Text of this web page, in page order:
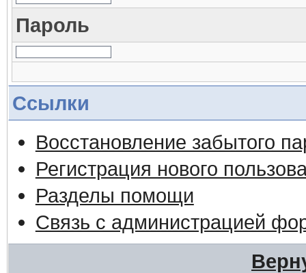
Пароль
Ссылки
Восстановление забытого
Регистрация нового
Разделы помощи
Связь с администрацией